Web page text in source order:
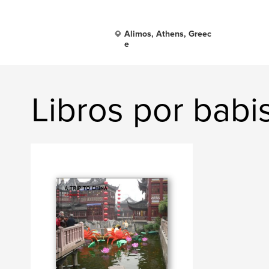
Alimos, Athens, Greec
e
Libros por